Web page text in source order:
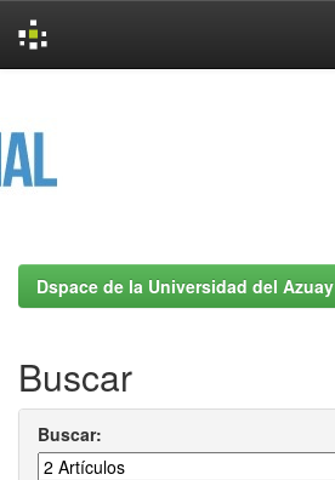
Dspace de la Universidad del Azuay
Buscar
Buscar: